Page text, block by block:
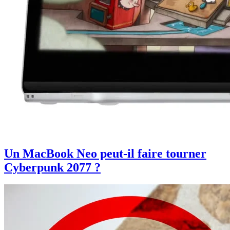
Un MacBook Neo peut-il faire tourner
Cyberpunk 2077 ?